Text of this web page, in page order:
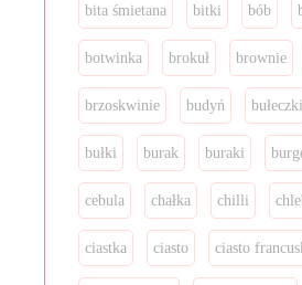
bita śmietana bitki bób
botwinka brokuł brownie
brzoskwinie budyń bułeczki
bułki burak buraki
cebula chałka chilli
ciastka ciasto ciasto